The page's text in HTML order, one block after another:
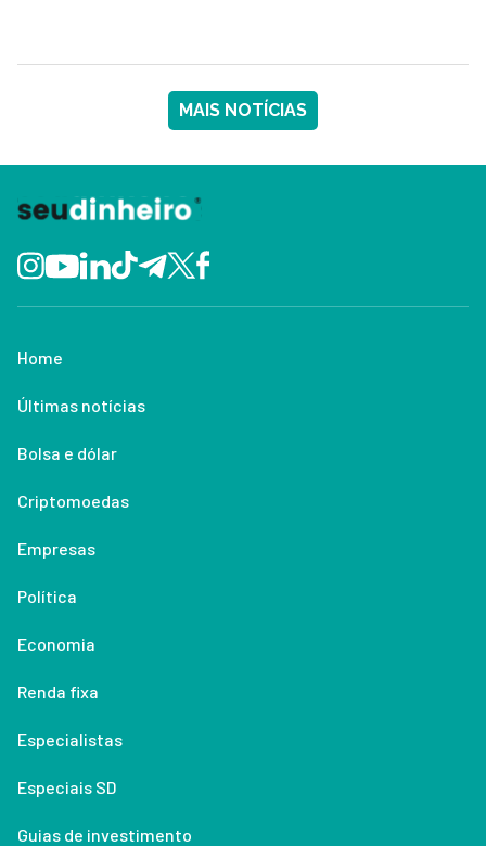
MAIS NOTÍCIAS
Home
Últimas notícias
Bolsa e dólar
Criptomoedas
Empresas
Política
Economia
Renda fixa
Especialistas
Especiais SD
Guias de investimento